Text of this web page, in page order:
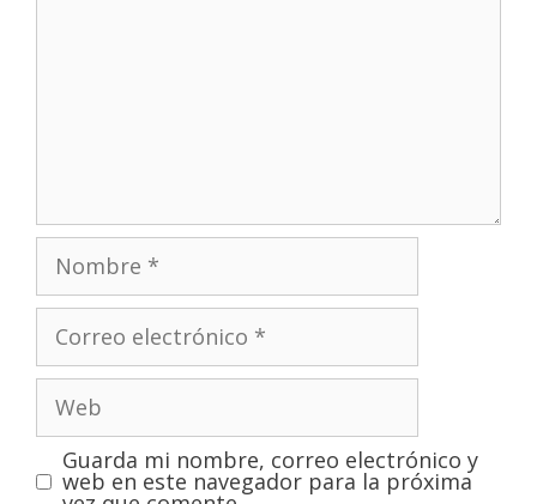
Guarda mi nombre, correo electrónico y
web en este navegador para la próxima